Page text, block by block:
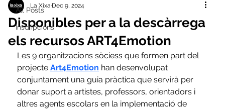
All Posts
Inscripcions
Disponibles per a la descàrrega
els recursos ART4Emotion
La Xixa Dec 9, 2024
Les 9 organitzacions sòciess que formen part del
projecte Art4Emotion han desenvolupat
conjuntament una guia pràctica que servirà per
donar suport a artistes, professors, orientadors i
altres agents escolars en la implementació de